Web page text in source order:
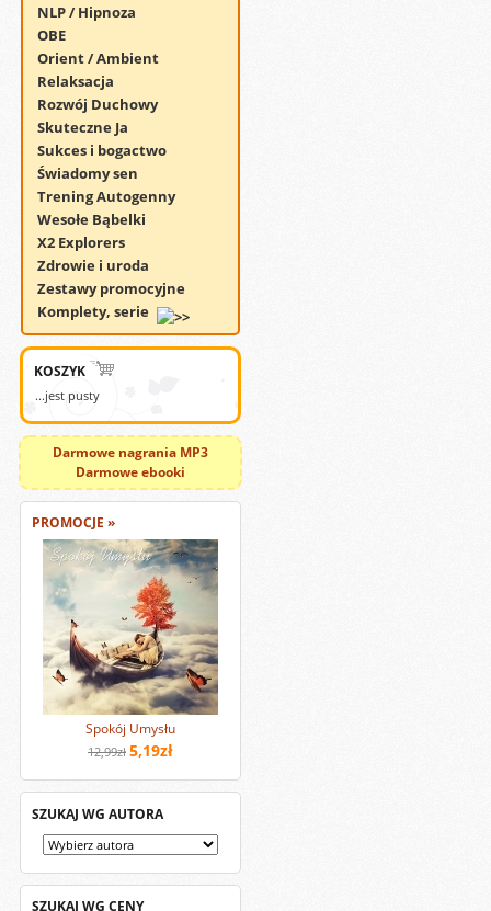
NLP / Hipnoza
OBE
Orient / Ambient
Relaksacja
Rozwój Duchowy
Skuteczne Ja
Sukces i bogactwo
Świadomy sen
Trening Autogenny
Wesołe Bąbelki
X2 Explorers
Zdrowie i uroda
Zestawy promocyjne
Komplety, serie
KOSZYK
...jest pusty
Darmowe nagrania MP3
Darmowe ebooki
PROMOCJE »
Spokój Umysłu
12,99zł 5,19zł
SZUKAJ WG AUTORA
SZUKAJ WG CENY